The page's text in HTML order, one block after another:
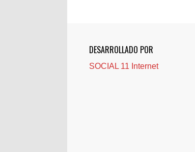
DESARROLLADO POR
SOCIAL 11 Internet